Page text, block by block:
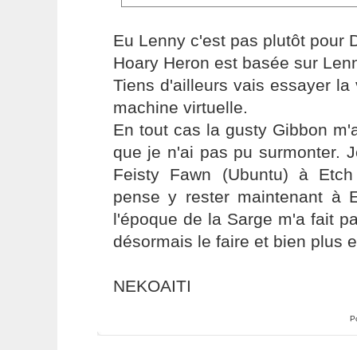
Eu Lenny c'est pas plutôt pour
Hoary Heron est basée sur
Tiens d'ailleurs vais essayer
machine virtuelle.
En tout cas la gusty Gibbon
que je n'ai pas pu surmonter.
Feisty Fawn (Ubuntu) à
pense y rester maintenant à
l'époque de la Sarge m'a fait
désormais le faire et bien plus
NEKOAITI